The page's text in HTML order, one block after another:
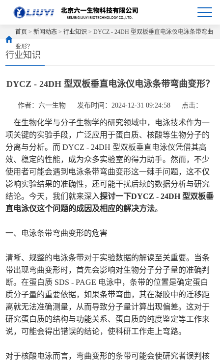
首页 >新闻动态 >行业知识 > DYCZ - 24DH 型双板垂直电泳仪电泳条带弯曲
变形？
行业知识
DYCZ - 24DH 型双板垂直电泳仪电泳条带弯曲变形？
作者：六一生物 发布时间：2024-12-31 09:24:58 点击：
在生物化学与分子生物学的研究领域中，电泳技术作为一
项关键的实验手段，广泛应用于蛋白质、核酸等生物分子的
分离与分析。而 DYCZ - 24DH 型双板垂直电泳仪凭借其高
效、稳定的性能，成为众多实验室的得力助手。然而，不少
使用者可能会遇到电泳条带弯曲变形这一棘手问题，这不仅
影响实验结果的准确性，还可能干扰后续的数据分析与研究
结论。今天，我们就来深入探讨一下DYCZ - 24DH 型双板垂
直电泳仪这个问题的成因及相应的解决方法。
一、电泳条带弯曲变形的危害
清晰、规整的电泳条带对于实验数据的解读至关重要。当条
带出现弯曲变形时，首先会影响对生物分子分子量的准确判
断。在蛋白质 SDS - PAGE 电泳中，条带的位置是确定蛋白
质分子量的重要依据，如果条带弯曲，其在凝胶中的迁移距
离就无法准确测量，从而导致分子量计算出现偏差。这对于
研究蛋白质的结构与功能关系、蛋白质的纯度鉴定等工作来
说，可能会得出错误的结论，使科研工作走上弯路。
对于核酸电泳而言，弯曲变形的条带可能会使研究者误判核